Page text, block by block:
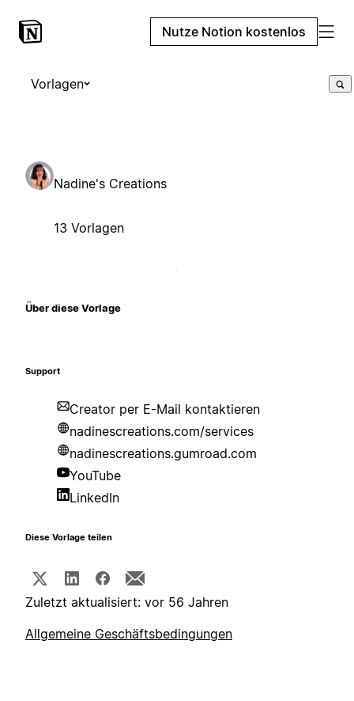
Nutze Notion kostenlos
Vorlagen
Nadine's Creations
13 Vorlagen
Über diese Vorlage
Support
Creator per E-Mail kontaktieren
nadinescreations.com/services
nadinescreations.gumroad.com
YouTube
LinkedIn
Diese Vorlage teilen
Zuletzt aktualisiert: vor 56 Jahren
Allgemeine Geschäftsbedingungen